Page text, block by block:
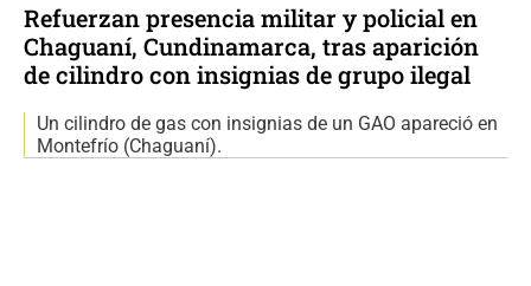
Refuerzan presencia militar y policial en
Chaguaní, Cundinamarca, tras aparición
de cilindro con insignias de grupo ilegal
Un cilindro de gas con insignias de un GAO apareció en
Montefrío (Chaguaní).